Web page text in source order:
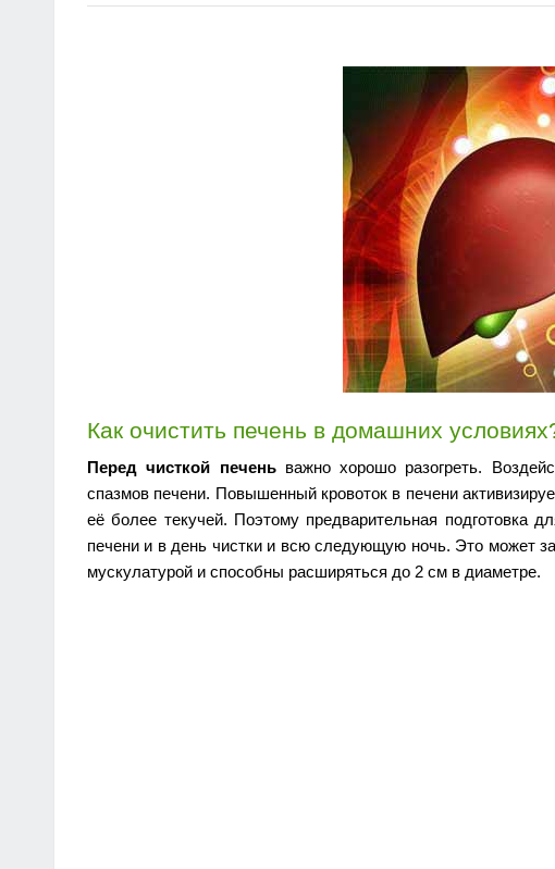
Как очистить печень в домашних
Перед чисткой печеньважно хорошо разогреть.
спазмов печени. Повышенный кровоток в печени
её более текучей. Поэтому предварительная подготовка
печени и в день чистки и всю следующую ночь. Это может
мускулатурой и способны расширяться до 2 см в диаметре.